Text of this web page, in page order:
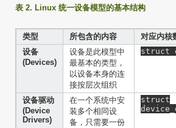
表 2. Linux 统一设备模型的基本结构
类型 所包含的内容 对应内核
设备
(Devices)
设备是此模型中
最基本的类型，
以设备本身的连
接按层次组织
struct
设备驱动
(Device
Drivers)
在一个系统中安
装多个相同设
备，只需要一份
struct